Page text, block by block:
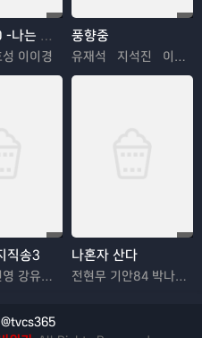
나는 SOLO -나는 솔로
이이경
풍향중
유재석 지석진 이성민 양세찬
직송3
염정아 김선영 강유석 노윤서
나혼자 산다
전현무 기안84 박나래 한혜진 이시언
@tvcs365